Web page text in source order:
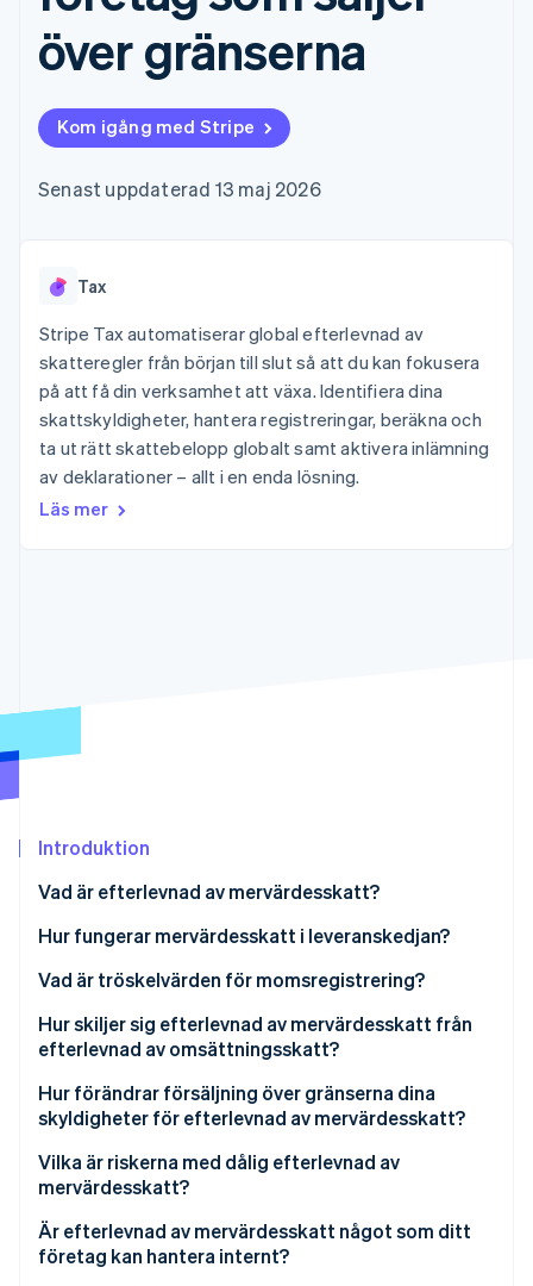
Accelererad kassaprocess
Financial Connections
Recognition
Automatiserad
redovisning
Stripe Sigma
Product roadmap
Radar
Bedrägeribekämpning
Atlas
Bolagsbildning för startups
Climate
Koldioxidinfångning
Identity
Plattformar
SaaS
Efter bransch
AI-företag
Kreatörsekonomi
underhållning
Ideella organisationer
Professionella tjänster
Offentlig sektor
Detaljhandel
Partner
Erbjud
användningsbaserad
fakturering
Tillhandahåll och
hantera tjänster med
Kodexempel
Utvecklarblogg
API-status
Företag
Produktplan
Sessions årliga
Karriärer
Nyhetsrum
över gränserna
Kom igång med Stripe
Senast uppdaterad 13 maj 2026
Tax
Stripe Tax automatiserar global efterlevnad av
skatteregler från början till slut så att du kan fokusera
på att få din verksamhet att växa. Identifiera dina
skattskyldigheter, hantera registreringar, beräkna och
ta ut rätt skattebelopp globalt samt aktivera inlämning
av deklarationer – allt i en enda lösning.
Läs mer
Introduktion
Vad är efterlevnad av mervärdesskatt?
Hur fungerar mervärdesskatt i leveranskedjan?
Vad är tröskelvärden för momsregistrering?
Hur skiljer sig efterlevnad av mervärdesskatt från
efterlevnad av omsättningsskatt?
Hur förändrar försäljning över gränserna dina
skyldigheter för efterlevnad av mervärdesskatt?
Vilka är riskerna med dålig efterlevnad av
mervärdesskatt?
Är efterlevnad av mervärdesskatt något som ditt
företag kan hantera internt?